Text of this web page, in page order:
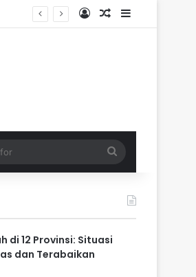
Log InRandom Article
Sidebar
for
di 12 Provinsi: Situasi
dan Terabaikan